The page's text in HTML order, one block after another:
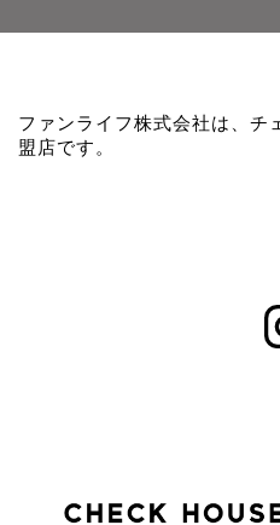
ファンライフ株式会社は、チ
盟店です。